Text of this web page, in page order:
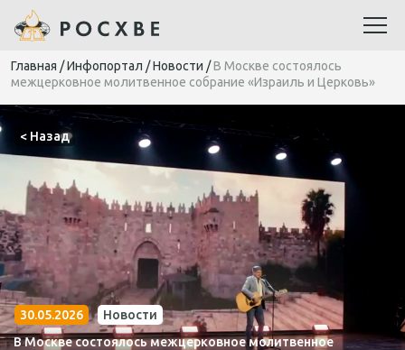
Главная /Инфопортал /Новости /В Москве состоялось
межцерковное молитвенное собрание «Израиль и Церковь»
< Назад
30.05.2026
Новости
В Москве состоялось межцерковное молитвенное